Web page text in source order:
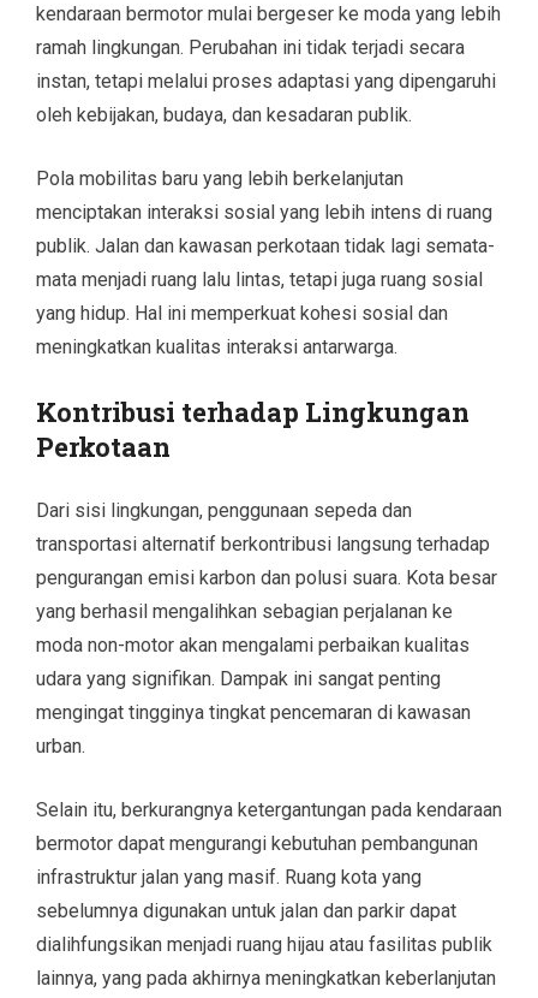
kendaraan bermotor mulai bergeser ke moda yang lebih
ramah lingkungan. Perubahan ini tidak terjadi secara
instan, tetapi melalui proses adaptasi yang dipengaruhi
oleh kebijakan, budaya, dan kesadaran publik.
Pola mobilitas baru yang lebih berkelanjutan
menciptakan interaksi sosial yang lebih intens di ruang
publik. Jalan dan kawasan perkotaan tidak lagi semata-
mata menjadi ruang lalu lintas, tetapi juga ruang sosial
yang hidup. Hal ini memperkuat kohesi sosial dan
meningkatkan kualitas interaksi antarwarga.
Kontribusi terhadap Lingkungan
Perkotaan
Dari sisi lingkungan, penggunaan sepeda dan
transportasi alternatif berkontribusi langsung terhadap
pengurangan emisi karbon dan polusi suara. Kota besar
yang berhasil mengalihkan sebagian perjalanan ke
moda non-motor akan mengalami perbaikan kualitas
udara yang signifikan. Dampak ini sangat penting
mengingat tingginya tingkat pencemaran di kawasan
urban.
Selain itu, berkurangnya ketergantungan pada kendaraan
bermotor dapat mengurangi kebutuhan pembangunan
infrastruktur jalan yang masif. Ruang kota yang
sebelumnya digunakan untuk jalan dan parkir dapat
dialihfungsikan menjadi ruang hijau atau fasilitas publik
lainnya, yang pada akhirnya meningkatkan keberlanjutan